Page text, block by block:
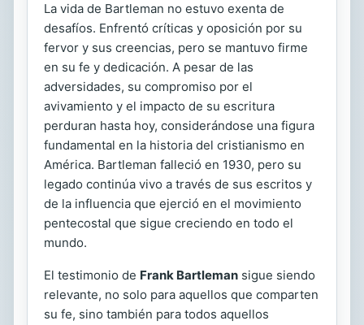
La vida de Bartleman no estuvo exenta de
desafíos. Enfrentó críticas y oposición por su
fervor y sus creencias, pero se mantuvo firme
en su fe y dedicación. A pesar de las
adversidades, su compromiso por el
avivamiento y el impacto de su escritura
perduran hasta hoy, considerándose una figura
fundamental en la historia del cristianismo en
América. Bartleman falleció en 1930, pero su
legado continúa vivo a través de sus escritos y
de la influencia que ejerció en el movimiento
pentecostal que sigue creciendo en todo el
mundo.
El testimonio de Frank Bartleman sigue siendo
relevante, no solo para aquellos que comparten
su fe, sino también para todos aquellos